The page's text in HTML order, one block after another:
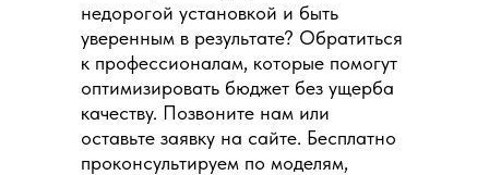
недорогой установкой и быть
уверенным в результате? Обратиться
к профессионалам, которые помогут
оптимизировать бюджет без ущерба
качеству. Позвоните нам или
оставьте заявку на сайте. Бесплатно
проконсультируем по моделям,